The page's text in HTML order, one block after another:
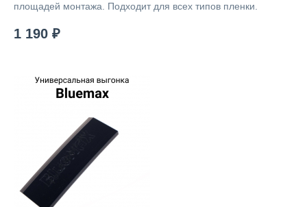
площадей монтажа. Подходит для всех типов пленки.
1 190 ₽